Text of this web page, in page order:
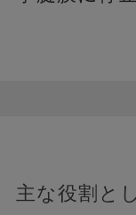
主な役割と